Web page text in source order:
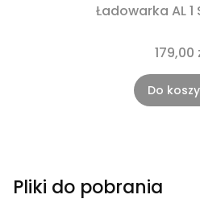
Ładowarka AL 1
179,00
Do
Pliki do pobrania